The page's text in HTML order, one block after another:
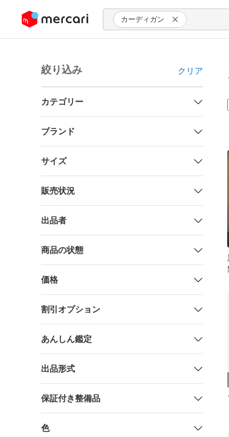
ツにスキップ カーディガン
絞り込み クリア
カテゴリー
ブランド
サイズ
販売状況
出品者
商品の状態
価格
割引オプション
あんしん鑑定
出品形式
保証付き整備品
色